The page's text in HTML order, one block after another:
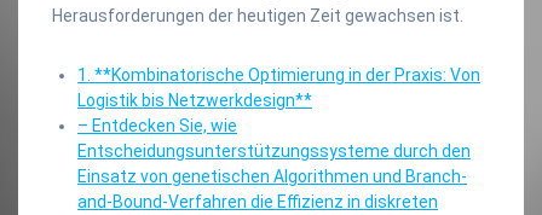
Herausforderungen der heutigen Zeit gewachsen ist.
1. **Kombinatorische Optimierung in der Praxis: Von
Logistik bis Netzwerkdesign**
– Entdecken Sie, wie
Entscheidungsunterstützungssysteme durch den
Einsatz von genetischen Algorithmen und Branch-
and-Bound-Verfahren die Effizienz in diskreten